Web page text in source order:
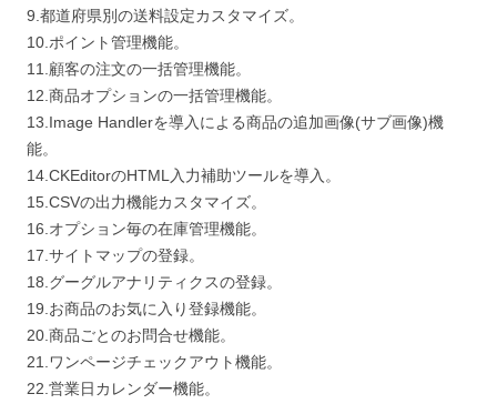
9.都道府県別の送料設定カスタマイズ。
10.ポイント管理機能。
11.顧客の注文の一括管理機能。
12.商品オプションの一括管理機能。
13.Image Handlerを導入による商品の追加画像(サブ画像)機
能。
14.CKEditorのHTML入力補助ツールを導入。
15.CSVの出力機能カスタマイズ。
16.オプション毎の在庫管理機能。
17.サイトマップの登録。
18.グーグルアナリティクスの登録。
19.お商品のお気に入り登録機能。
20.商品ごとのお問合せ機能。
21.ワンページチェックアウト機能。
22.営業日カレンダー機能。